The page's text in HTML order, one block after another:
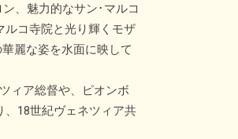
、魅力的なサン･マルコ
ルコ寺院と光り輝くモザ
麗な姿を水面に映して
ィア総督や、ピオンボ
、18世紀ヴェネツィア共